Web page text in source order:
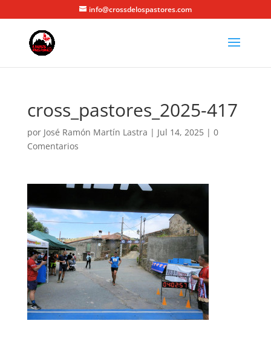
info@crossdelospastores.com
cross_pastores_2025-417
por José Ramón Martín Lastra | Jul 14, 2025| 0
Comentarios